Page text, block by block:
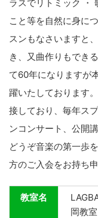
ラスでリトミック ・
こと等を自然に身に
スンもなさいますと
き、又曲作りもでき
て60年になりますが
躍いたしております
接しており、毎年ス
ンコンサート、公開
どうぞ音楽の第一歩
方のご入会をお持ち
教室名
岡教室